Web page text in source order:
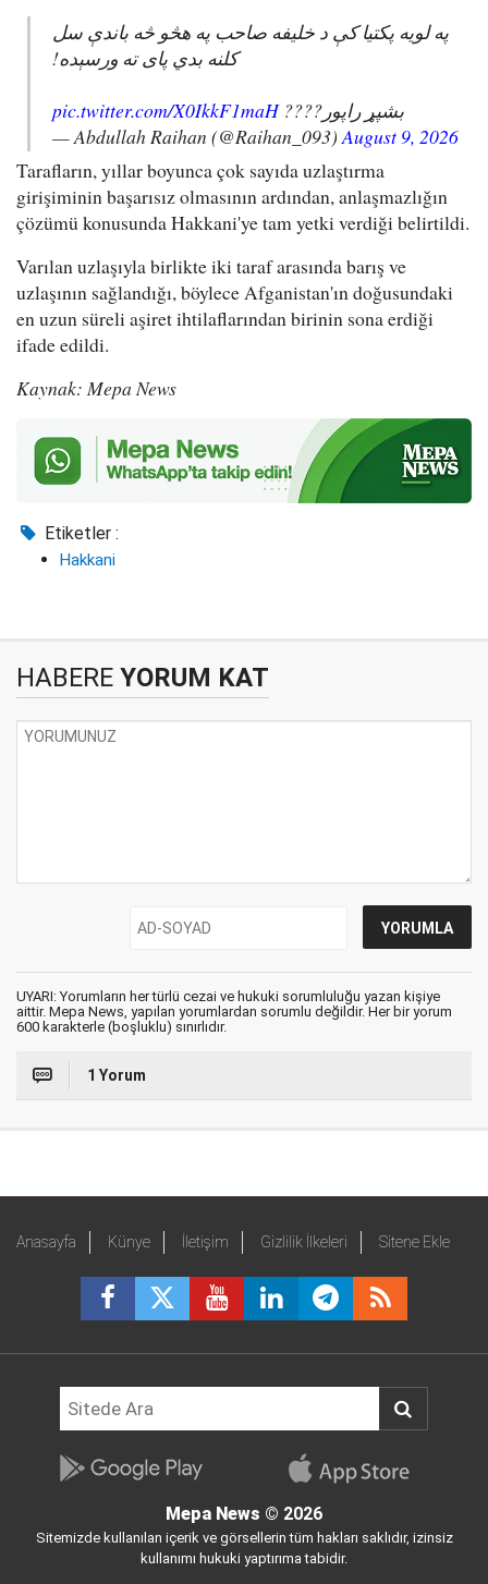
په لویه پکتیا کې د خلیفه صاحب په هڅو څه باندې سل
کلنه بدي پای ته ورسېده!
بشپړ راپور????pic.twitter.com/X0IkkF1maH
— Abdullah Raihan (@Raihan_093)August 9, 2026
Tarafların, yıllar boyunca çok sayıda uzlaştırma
girişiminin başarısız olmasının ardından, anlaşmazlığın
çözümü konusunda Hakkani'ye tam yetki verdiği belirtildi.
Varılan uzlaşıyla birlikte iki taraf arasında barış ve
uzlaşının sağlandığı, böylece Afganistan'ın doğusundaki
en uzun süreli aşiret ihtilaflarından birinin sona erdiği
ifade edildi.
Kaynak: Mepa News
Etiketler :
Hakkani
HABERE YORUM KAT
UYARI: Yorumların her türlü cezai ve hukuki sorumluluğu yazan kişiye
aittir. Mepa News, yapılan yorumlardan sorumlu değildir. Her bir yorum
600 karakterle (boşluklu) sınırlıdır.
1 Yorum
Anasayfa Künye İletişim Gizlilik İlkeleri Sitene Ekle
Mepa News © 2026
Sitemizde kullanılan içerik ve görsellerin tüm hakları saklıdır, izinsiz
kullanımı hukuki yaptırıma tabidir.